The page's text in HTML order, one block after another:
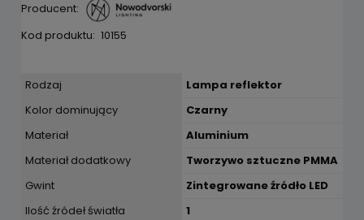
Producent:
Kod produktu: 10155
Rodzaj
Lampa reflektor
Kolor dominujący
Czarny
Materiał
Aluminium
Materiał dodatkowy
Tworzywo sztuczne PMMA
Gwint
Zintegrowane źródło LED
Ilość źródeł światła
1